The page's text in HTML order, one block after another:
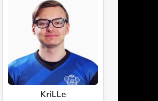
KriLLe